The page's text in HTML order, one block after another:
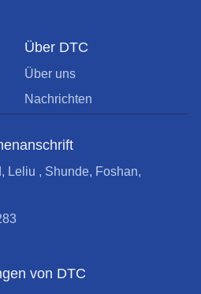
Über DTC
Über uns
Nachrichten
Leliu , Shunde, Foshan,
von DTC